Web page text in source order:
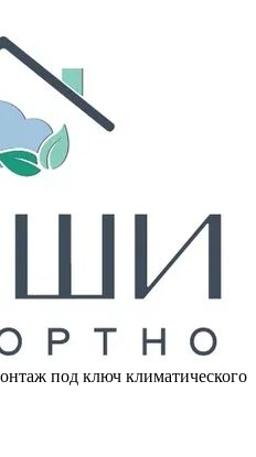
под ключ климатического